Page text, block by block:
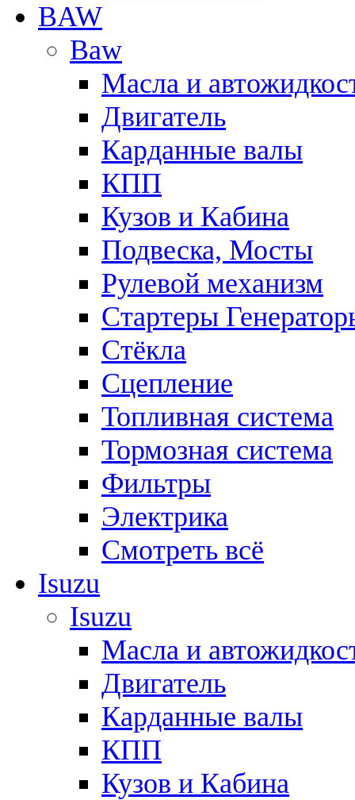
BAW
Baw
Масла и
Двигатель
Карданные валы
КПП
Кузов и Кабина
Подвеска, Мосты
Рулевой механизм
Стартеры
Стёкла
Сцепление
Топливная система
Тормозная система
Фильтры
Электрика
Смотреть всё
Isuzu
Isuzu
Масла и
Двигатель
Карданные валы
КПП
Кузов и Кабина